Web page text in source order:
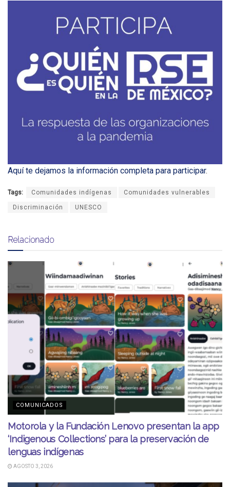
Aquí te dejamos la información completa para participar.
Tags: Comunidades indígenas Comunidades vulnerables
Discriminación UNESCO
Relacionado
COMUNICADOS
Motorola y la Fundación Lenovo presentan la app
‘Indigenous Collections’ para la preservación de
lenguas indígenas
AGOSTO 3, 2026